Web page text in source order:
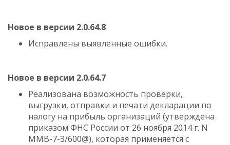
Новое в версии 2.0.64.8
Исправлены выявленные ошибки.
Новое в версии 2.0.64.7
Реализована возможность проверки,
выгрузки, отправки и печати декларации по
налогу на прибыль организаций (утверждена
приказом ФНС России от 26 ноября 2014 г. N
ММВ-7-3/600@), которая применяется с